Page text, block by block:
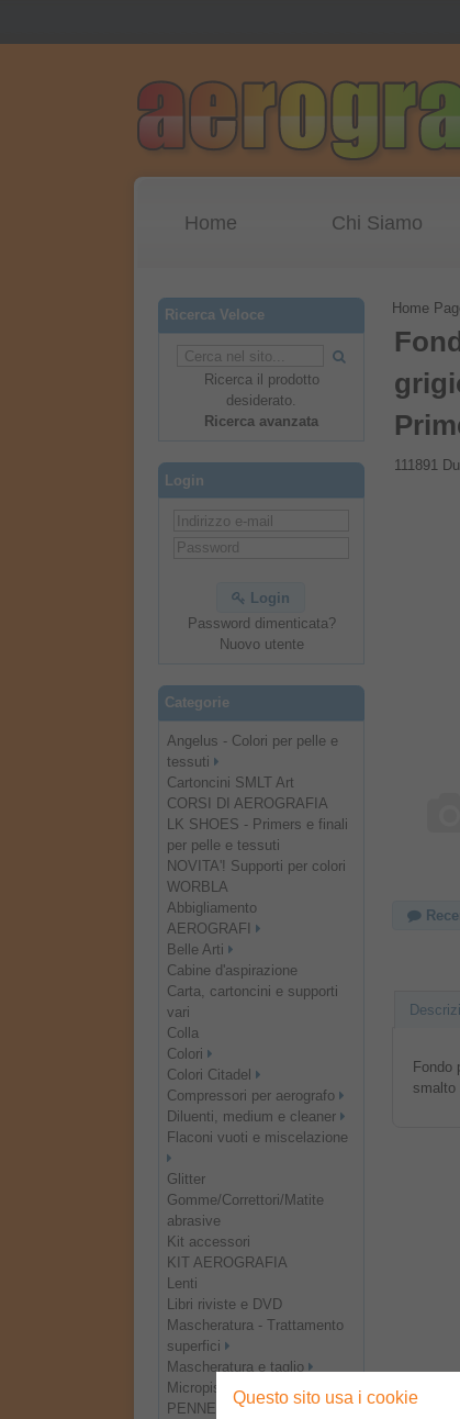
Home Chi Siamo
Ricerca Veloce
Ricerca il prodotto
desiderato.
Ricerca avanzata
Login
Login
Password dimenticata?
Nuovo utente
Categorie
Angelus - Colori per pelle e
tessuti
Cartoncini SMLT Art
CORSI DI AEROGRAFIA
LK SHOES - Primers e finali
per pelle e tessuti
NOVITA'! Supporti per colori
WORBLA
Abbigliamento
AEROGRAFI
Belle Arti
Cabine d'aspirazione
Carta, cartoncini e supporti
vari
Colla
Colori
Colori Citadel
Compressori per aerografo
Diluenti, medium e cleaner
Flaconi vuoti e miscelazione
Glitter
Gomme/Correttori/Matite
abrasive
Kit accessori
KIT AEROGRAFIA
Lenti
Libri riviste e DVD
Mascheratura - Trattamento
superfici
Mascheratura e taglio
Micropistole - Spray Gun
PENNELLI
Home
111891
Fondo
smalto
Questo sito usa i cookie